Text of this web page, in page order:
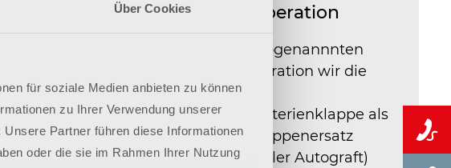
Über Cookies
für soziale Medien anbieten zu können
zu Ihrer Verwendung unserer
Partner führen diese Informationen
oder die sie im Rahmen Ihrer Nutzung
begrenzte
Sie
in der Regel nach
Ross-Operation
Bei der sogenannnten
Ross-Operation wir die
eigene
Lungenarterienklappe als
Aortenklappenersatz
(pulmonaler Autograft)